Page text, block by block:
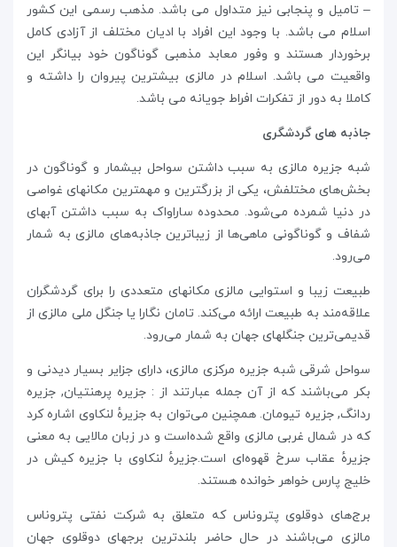
– تامیل و پنجابی نیز متداول می باشد. مذهب رسمی این کشور
اسلام می باشد. با وجود این افراد با ادیان مختلف از آزادی کامل
برخوردار هستند و وفور معابد مذهبی گوناگون خود بیانگر این
واقعیت می باشد. اسلام در مالزی بیشترین پیروان را داشته و
کاملا به دور از تفکرات افراط جویانه می باشد.
جاذبه های گردشگری
شبه جزیره مالزی به سبب داشتن سواحل بیشمار و گوناگون در
بخش‌های مختلفش، یکی از بزرگترین و مهمترین مکانهای غواصی
در دنیا شمرده می‌شود. محدوده ساراواک به سبب داشتن آبهای
شفاف و گوناگونی ماهی‌ها از زیباترین جاذبه‌های مالزی به شمار
می‌رود.
طبیعت زیبا و استوایی مالزی مکانهای متعددی را برای گردشگران
علاقه‌مند به طبیعت ارائه می‌کند. تامان نگارا یا جنگل ملی مالزی از
قدیمی‌ترین جنگلهای جهان به شمار می‌رود.
سواحل شرقی شبه جزیره مرکزی مالزی، دارای جزایر بسیار دیدنی و
بکر می‌باشند که از آن جمله عبارتند از : جزیره پرهنتیان, جزیره
ردانگ, جزیره تیومان. همچنین می‌توان به جزیرهٔ لنکاوی اشاره کرد
که در شمال غربی مالزی واقع شده‌است و در زبان مالایی به معنی
جزیرهٔ عقاب سرخ قهوه‌ای است.جزیرهٔ لنکاوی با جزیره کیش در
خلیج پارس خواهر خوانده هستند.
برج‌های دوقلوی پتروناس که متعلق به شرکت نفتی پتروناس
مالزی می‌باشند در حال حاضر بلندترین برجهای دوقلوی جهان